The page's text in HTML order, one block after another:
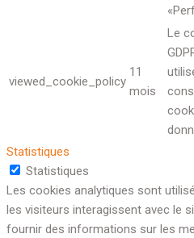
viewed_cookie_policy
11
mois
Le
Statistiques
Statistiques
Les cookies analytiques sont
les visiteurs interagissent avec le
fournir des informations sur les